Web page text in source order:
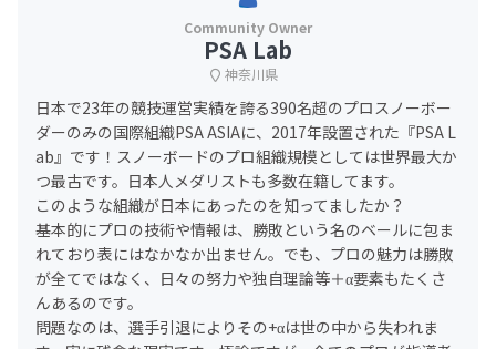
PSA Lab
神奈川県
日本で23年の競技運営実績を誇る390名超のプロスノーボー
ダーのみの国際組織PSA ASIAに、2017年設置された『PSA L
ab』です！スノーボードのプロ組織規模としては世界最大か
つ最古です。日本人メダリストも多数在籍してます。
このような組織が日本にあったのを知ってましたか？
基本的にプロの技術や情報は、勝敗という名のベールに包ま
れており表にはなかなか出ません。でも、プロの魅力は勝敗
が全てではなく、日々の努力や独自理論等＋α要素もたくさ
んあるのです。
問題なのは、選手引退によりその+αは世の中から失われま